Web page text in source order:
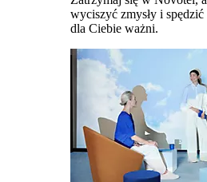
wyciszyć zmysły i
dla Ciebie ważni.